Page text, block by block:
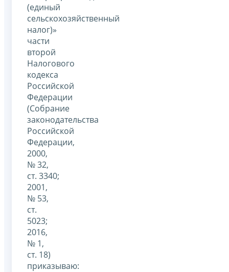
(единый
сельскохозяйственный
налог)»
части
второй
Налогового
кодекса
Российской
Федерации
(Собрание
законодательства
Российской
Федерации,
2000,
№ 32,
ст. 3340;
2001,
№ 53,
ст.
5023;
2016,
№ 1,
ст. 18)
приказываю: